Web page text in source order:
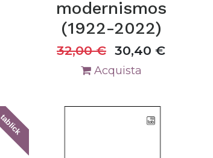
modernismos
(1922-2022)
32,00€ 30,40 €
Acquista